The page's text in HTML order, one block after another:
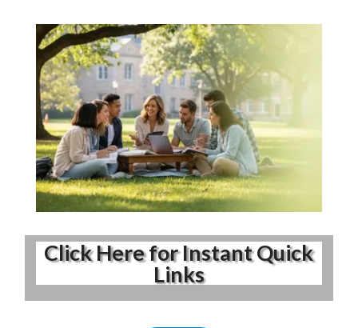
Click Here for Instant Quick
Links